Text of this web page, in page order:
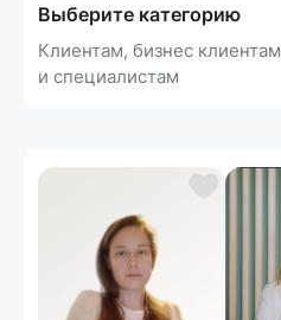
Выберите категорию
Клиентам, бизнес клиентам
и специалистам